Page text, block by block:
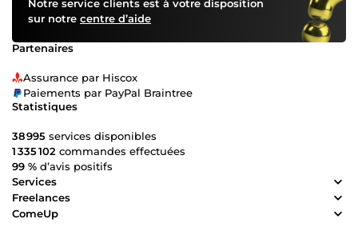
Notre service clients est à votre disposition
sur notre centre d’aide
Partenaires
Assurance par Hiscox
Paiements par PayPal Braintree
Statistiques
38 995 services disponibles
1 335 102 commandes effectuées
99 % d’avis positifs
Services
Freelances
ComeUp